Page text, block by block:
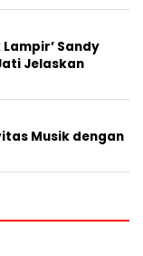
Sandy
Jelaskan
Musik dengan